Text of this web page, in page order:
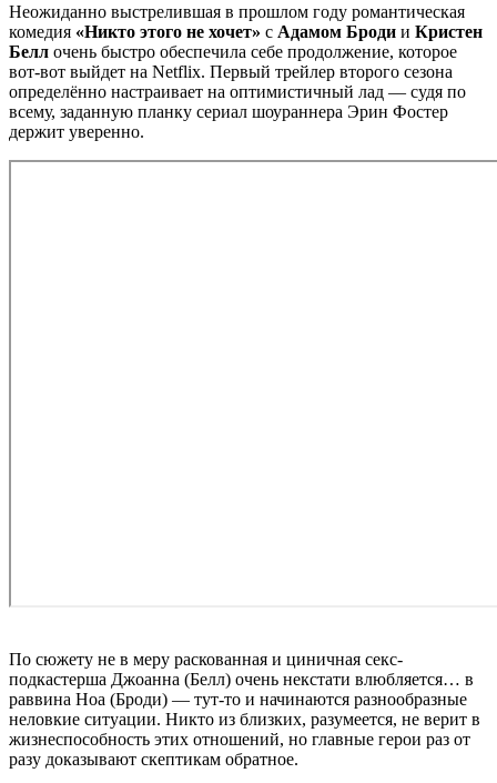
Неожиданно выстрелившая в прошлом году романтическая
комедия «Никто этого не хочет» с Адамом Броди и Кристен
Белл очень быстро обеспечила себе продолжение, которое
вот-вот выйдет на Netflix. Первый трейлер второго сезона
определённо настраивает на оптимистичный лад — судя по
всему, заданную планку сериал шоураннера Эрин Фостер
держит уверенно.
По сюжету не в меру раскованная и циничная секс-
подкастерша Джоанна (Белл) очень некстати влюбляется… в
раввина Ноа (Броди) — тут-то и начинаются разнообразные
неловкие ситуации. Никто из близких, разумеется, не верит в
жизнеспособность этих отношений, но главные герои раз от
разу доказывают скептикам обратное.